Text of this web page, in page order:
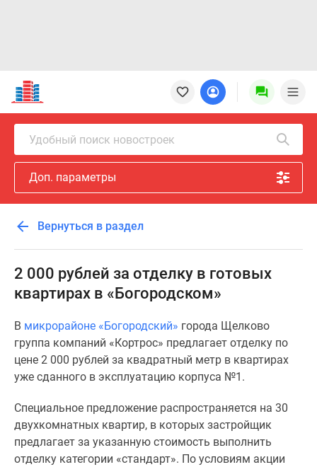
Новостройки
Квартиры
Ипотека
Новостройки
Москвы
Новостройки
Подмосковья
Новостройки
Москвы
Готовые
новостройки
Новостройки
Специальные
предложения
Коммерческие
помещения
Продавцы
застройщики
Панорамы
Удобный поиск новостроек
Доп. параметры
Вернуться в раздел
2 000 рублей за отделку в готовых
квартирах в «Богородском»
В микрорайоне «Богородский» города Щелково
группа компаний «Кортрос» предлагает отделку по
цене 2 000 рублей за квадратный метр в квартирах
уже сданного в эксплуатацию корпуса №1.
Специальное предложение распространяется на 30
двухкомнатных квартир, в которых застройщик
предлагает за указанную стоимость выполнить
отделку категории «стандарт». По условиям акции